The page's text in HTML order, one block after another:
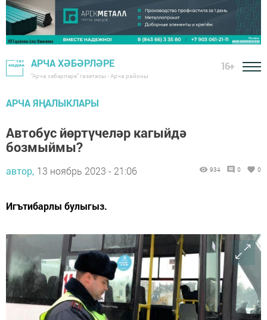
АРЧА ХӘБӘРЛӘРЕ
"Арча хәбәрләре" газетасы - Арча районы
16+
АРЧА ЯҢАЛЫКЛАРЫ
Автобус йөртүчеләр кагыйдә
бозмыймы?
автор, 13 ноябрь 2023 - 21:06 934 0 0
Игътибарлы булыгыз.